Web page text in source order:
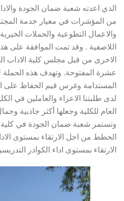
الذي اعدته شعبة ضمان الجودة
من المؤشرات في معيار خدمة
والاعمال التطوعية والحملات
اللاصفية . وقد تمت الموافقة على
الاخرى من قبل مجلس كلية الاداب
عشرة المفتوحة. وتهدف هذه الحملة
المستدامة وغرس قيم الحفاظ على
لدى طلبتنا الاعزاء والعاملين في
العام للكلية وجعلها أكثر جاذبية
وتستمر شعبة ضمان الجودة في كلية
الخطط من اجل الارتقاء بمستوى
الارتقاء بمستوى اداء الكوادر